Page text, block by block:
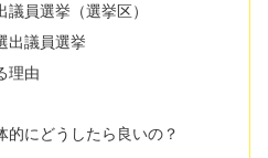
員選挙（選挙区）
出議員選挙
理由
的にどうしたら良いの？